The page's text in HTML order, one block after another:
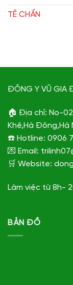
TỀ CHẨN
ĐÔNG Y VŨ GIA
🏠 Địa chỉ: No-
Khê,Hà Đông,Hà
☎️ Hotline: 0906
💌 Email:
🛒 Website:
Làm việc từ 8h-
BẢN ĐỒ